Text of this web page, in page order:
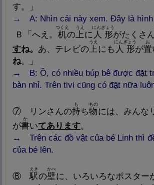
す。」
→ A: Nhìncái này xem. Đây là hình
Ｂ「へえ。 机
つくえ
の 上
うえ
に 人 形
Nghĩa: Hình dạng, kiểu dáng
にんぎょう
がたくさ
すね。 あ、テレビの 上
Nghĩa: Trên, phía trên, đưa lên,
cưỡi lên
うえ
にも 人 形
Nghĩa: Hình dạng, kiểu dáng
にんぎょう
が置
お
ね。」
→ B: Ồ, có nhiều búp bê được đặt
bàn nhỉ. Trên tivi cũng có đặt nữa
⑦ リンさんの持
も
ち物
もの
には、みんな
が書
か
いてあります。
→ Trên các đồ vật của bé Linh thì
của bé lên.
⑧ 駅
えき
の壁
かべ
に、いろいろなポスター